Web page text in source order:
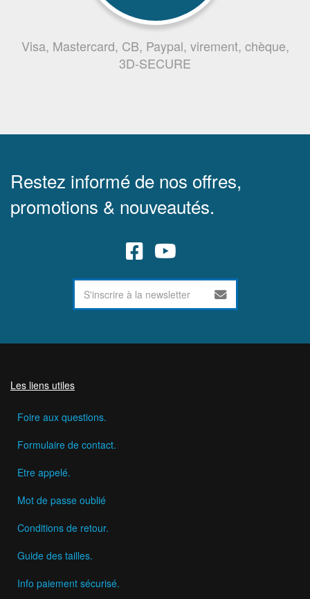
Visa, Mastercard, CB, Paypal, virement, chèque,
3D-SECURE
Restez informé de nos offres,
promotions & nouveautés.
Les liens utiles
Foire aux questions.
Formulaire de contact.
Etre appelé.
Mot de passe oublié
Conditions de retour.
Guide des tailles.
Info paiement sécurisé.